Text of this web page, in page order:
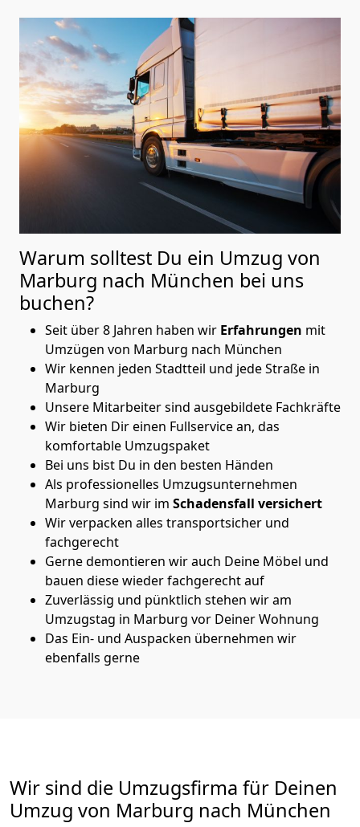
Warum solltest Du ein Umzug von
Marburg nach München bei uns
buchen?
Seit über 8 Jahren haben wir Erfahrungen mit
Umzügen von Marburg nach München
Wir kennen jeden Stadtteil und jede Straße in
Marburg
Unsere Mitarbeiter sind ausgebildete Fachkräfte
Wir bieten Dir einen Fullservice an, das
komfortable Umzugspaket
Bei uns bist Du in den besten Händen
Als professionelles Umzugsunternehmen
Marburg sind wir im Schadensfall versichert
Wir verpacken alles transportsicher und
fachgerecht
Gerne demontieren wir auch Deine Möbel und
bauen diese wieder fachgerecht auf
Zuverlässig und pünktlich stehen wir am
Umzugstag in Marburg vor Deiner Wohnung
Das Ein- und Auspacken übernehmen wir
ebenfalls gerne
Wir sind die Umzugsfirma für Deinen
Umzug von Marburg nach München